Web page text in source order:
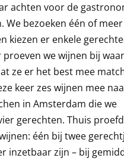
achten voor de
We bezoeken één of meer
kiezen er enkele
proeven we wijnen bij
ze er het best mee
keer zes wijnen mee
in Amsterdam die we
gerechten. Thuis
één bij twee
inzetbaar zijn – bij